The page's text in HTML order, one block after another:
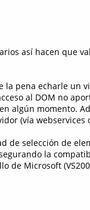
así hacen que
pena echarle un
al DOM no
algún momento.
(vía webservices
de selección de
la
de Microsoft